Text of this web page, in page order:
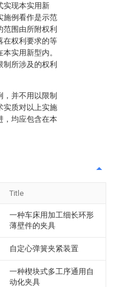
实现本实用新
施例看作是示范
围由所附权利
在权利要求的等
实用新型内。
所涉及的权利
，并不用以限制
实质对以上实施
，均应包含在本
Title
一种车床用加工细长环形
薄壁件的夹具
自定心弹簧夹紧装置
一种楔块式多工序通用自
动化夹具